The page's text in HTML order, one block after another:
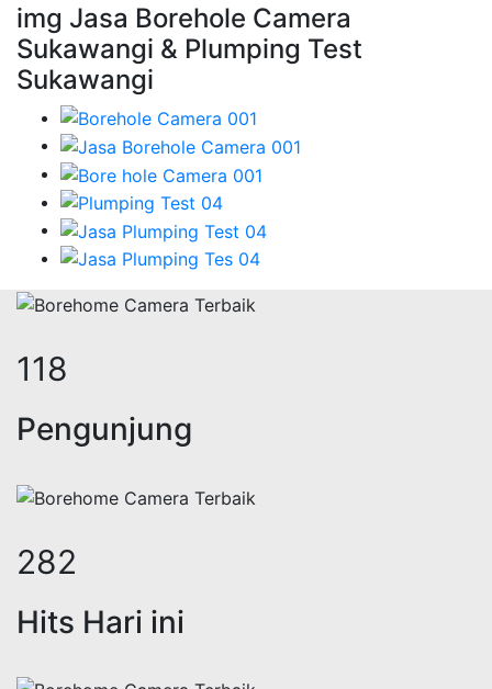
img Jasa Borehole Camera
Sukawangi & Plumping Test
Sukawangi
146
Pengunjung
348
Hits Hari ini